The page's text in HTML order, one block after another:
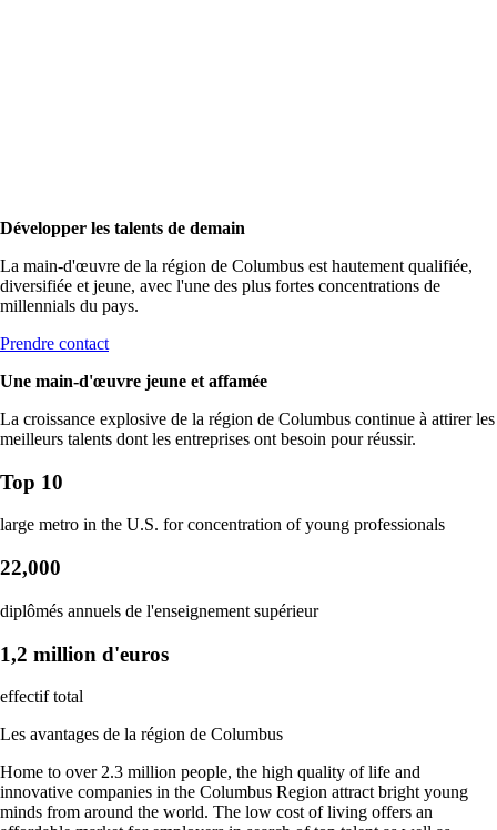
Développer les talents de demain
La main-d'œuvre de la région de Columbus est hautement qualifiée,
diversifiée et jeune, avec l'une des plus fortes concentrations de
millennials du pays.
Prendre contact
Une main-d'œuvre jeune et affamée
La croissance explosive de la région de Columbus continue à attirer les
meilleurs talents dont les entreprises ont besoin pour réussir.
Top 10
large metro in the U.S. for concentration of young professionals
22,000
diplômés annuels de l'enseignement supérieur
1,2 million d'euros
effectif total
Les avantages de la région de Columbus
Home to over 2.3 million people, the high quality of life and
innovative companies in the Columbus Region attract bright young
minds from around the world. The low cost of living offers an